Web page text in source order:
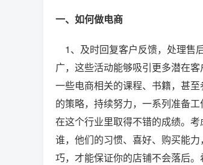
一、如何做电商
1、及时回复客户反馈，处理售
广，这些活动能够吸引更多潜在
一些电商相关的课程、书籍，甚
的策略，持续努力，一系列准备
在这个行业里取得不错的成绩。
谁，他们的习惯、喜好、购买能
巧，才能保证你的店铺不会落后